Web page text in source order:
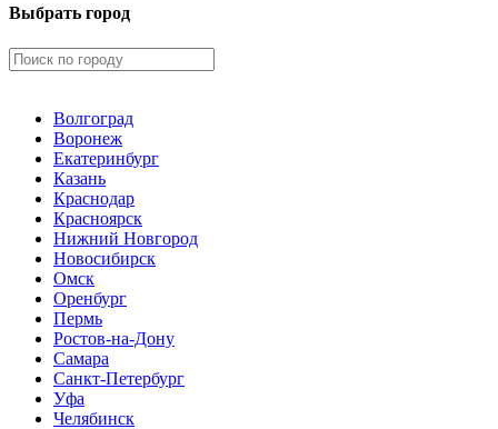
Выбрать город
Волгоград
Воронеж
Екатеринбург
Казань
Краснодар
Красноярск
Нижний Новгород
Новосибирск
Омск
Оренбург
Пермь
Ростов-на-Дону
Самара
Санкт-Петербург
Уфа
Челябинск